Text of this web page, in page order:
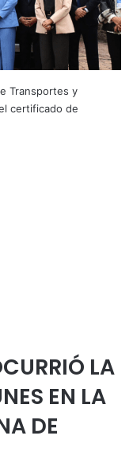
Transportes y
certificado de
LA
EN LA
DE